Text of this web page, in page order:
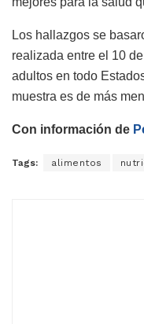
Los hallazgos se
realizada entre el 10
adultos en todo
muestra es de más
Con información de
Tags: alimentos